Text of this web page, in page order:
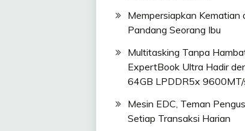
Mempersiapkan Kematian
Pandang Seorang Ibu
Multitasking Tanpa
ExpertBook Ultra Hadir
64GB LPDDR5x 9600MT/
Mesin EDC, Teman
Setiap Transaksi Harian